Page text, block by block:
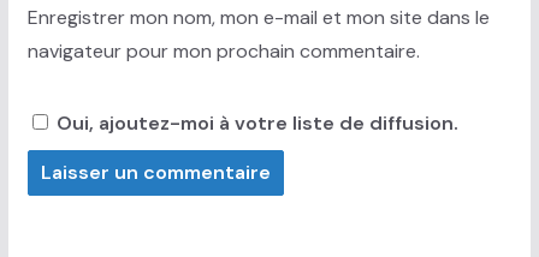
Enregistrer mon nom, mon e-mail et mon site dans le
navigateur pour mon prochain commentaire.
Oui, ajoutez-moi à votre liste de diffusion.